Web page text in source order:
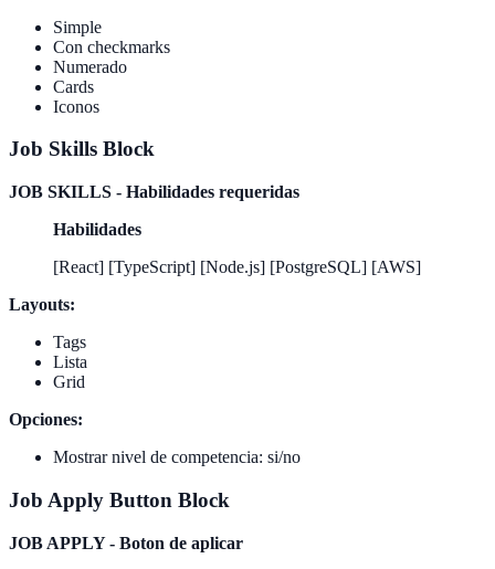
Simple
Con checkmarks
Numerado
Cards
Iconos
Job Skills Block
JOB SKILLS - Habilidades requeridas
Habilidades
[React] [TypeScript] [Node.js] [PostgreSQL] [AWS]
Layouts:
Tags
Lista
Grid
Opciones:
Mostrar nivel de competencia: si/no
Job Apply Button Block
JOB APPLY - Boton de aplicar